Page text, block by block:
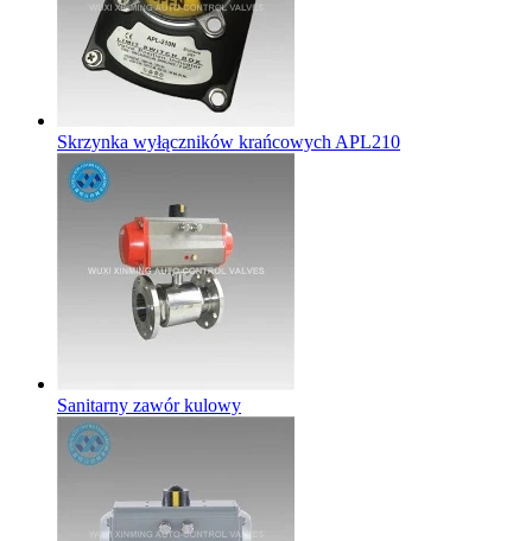
Skrzynka wyłączników krańcowych APL210
Sanitarny zawór kulowy